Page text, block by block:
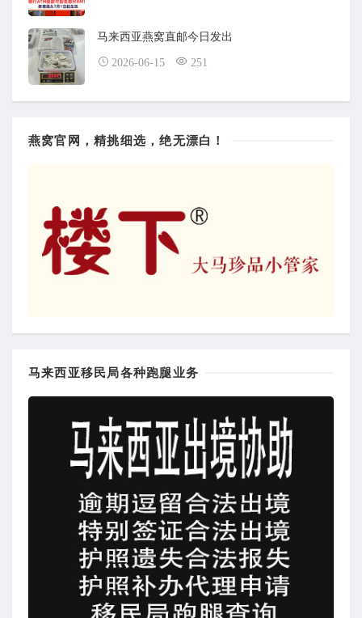
马来西亚燕窝直邮今日发出
2026-06-15 251
燕窝官网，精挑细选，绝无漂白！
马来西亚移民局各种跑腿业务